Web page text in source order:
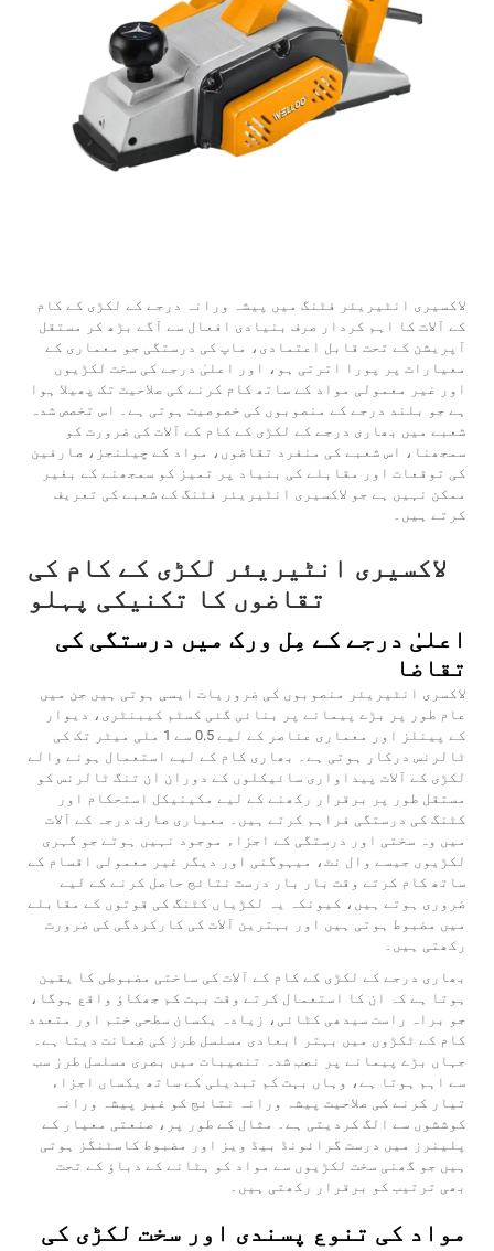
لاکسیری انٹیریئر فٹنگ میں پیشہ ورانہ درجے کے لکڑی کے کام
کے آلات کا اہم کردار صرف بنیادی افعال سے آگے بڑھ کر مستقل
آپریشن کے تحت قابل اعتمادی، ماپ کی درستگی جو معماری کے
معیارات پر پورا اترتی ہو، اور اعلیٰ درجے کی سخت لکڑیوں
اور غیر معمولی مواد کے ساتھ کام کرنے کی صلاحیت تک پھیلا ہوا
ہے جو بلند درجے کے منصوبوں کی خصوصیت ہوتی ہے۔ اس تخصص شدہ
شعبے میں بھاری درجے کے لکڑی کے کام کے آلات کی ضرورت کو
سمجھنا، اس شعبے کی منفرد تقاضوں، مواد کے چیلنجز، صارفین
کی توقعات اور مقابلے کی بنیاد پر تمیز کو سمجھنے کے بغیر
ممکن نہیں ہے جو لاکسیری انٹیریئر فٹنگ کے شعبے کی تعریف
کرتے ہیں۔
لاکسیری انٹیریئر لکڑی کے کام کی
تقاضوں کا تکنیکی پہلو
اعلیٰ درجے کے مِل ورک میں درستگی کی
تقاضا
لاکسری انٹیریئر منصوبوں کی ضروریات ایسی ہوتی ہیں جن میں
عام طور پر بڑے پیمانے پر بنائی گئی کسٹم کیبنٹری، دیوار
کے پینلز اور معماری عناصر کے لیے 0.5 سے 1 ملی میٹر تک کی
ٹالرنس درکار ہوتی ہے۔ بھاری کام کے لیے استعمال ہونے والے
لکڑی کے آلات پیداواری سائیکلوں کے دوران ان تنگ ٹالرنس کو
مستقل طور پر برقرار رکھنے کے لیے مکینیکل استحکام اور
کٹنگ کی درستگی فراہم کرتے ہیں۔ معیاری صارف درجہ کے آلات
میں وہ سختی اور درستگی کے اجزاء موجود نہیں ہوتے جو گہری
لکڑیوں جیسے وال نٹ، میہوگنی اور دیگر غیر معمولی اقسام کے
ساتھ کام کرتے وقت بار بار درست نتائج حاصل کرنے کے لیے
ضروری ہوتے ہیں، کیونکہ یہ لکڑیاں کٹنگ کی قوتوں کے مقابلے
میں مضبوط ہوتی ہیں اور بہترین آلات کی کارکردگی کی ضرورت
رکھتی ہیں۔
بھاری درجے کے لکڑی کے کام کے آلات کی ساختی مضبوطی کا یقین
ہوتا ہے کہ ان کا استعمال کرتے وقت بہت کم جھکاؤ واقع ہوگا،
جو براہ راست سیدھی کٹائی، زیادہ یکسان سطحی ختم اور متعدد
کام کے ٹکڑوں میں بہتر ابعادی مسلسل طرز کی ضمانت دیتا ہے۔
جہاں بڑے پیمانے پر نصب شدہ تنصیبات میں بصری مسلسل طرز سب
سے اہم ہوتا ہے، وہاں بہت کم تبدیلی کے ساتھ یکساں اجزاء
تیار کرنے کی صلاحیت پیشہ ورانہ نتائج کو غیر پیشہ ورانہ
کوششوں سے الگ کردیتی ہے۔ مثال کے طور پر، صنعتی معیار کے
پلینرز میں درست گرائونڈ بیڈ ویز اور مضبوط کاسٹنگز ہوتی
ہیں جو گھنی سخت لکڑیوں سے مواد کو ہٹانے کے دباؤ کے تحت
بھی ترتیب کو برقرار رکھتی ہیں۔
مواد کی تنوع پسندی اور سخت لکڑی کی